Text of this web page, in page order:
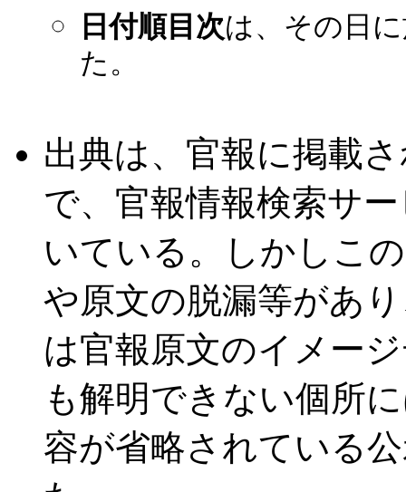
日付順目次は、その日
た。
出典は、官報に掲載
で、官報情報検索サ
いている。しかしこ
や原文の脱漏等があ
は官報原文のイメー
も解明できない個所
容が省略されている